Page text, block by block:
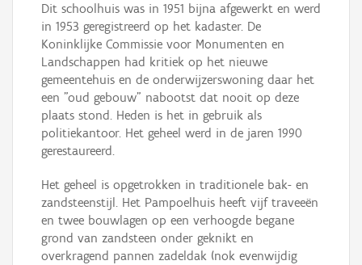
Dit schoolhuis was in 1951 bijna afgewerkt en werd
in 1953 geregistreerd op het kadaster. De
Koninklijke Commissie voor Monumenten en
Landschappen had kritiek op het nieuwe
gemeentehuis en de onderwijzerswoning daar het
een "oud gebouw" nabootst dat nooit op deze
plaats stond. Heden is het in gebruik als
politiekantoor. Het geheel werd in de jaren 1990
gerestaureerd.
Het geheel is opgetrokken in traditionele bak- en
zandsteenstijl. Het Pampoelhuis heeft vijf traveeën
en twee bouwlagen op een verhoogde begane
grond van zandsteen onder geknikt en
overkragend pannen zadeldak (nok evenwijdig